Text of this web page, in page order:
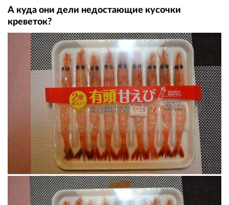
А куда они дели недостающие кусочки
креветок?